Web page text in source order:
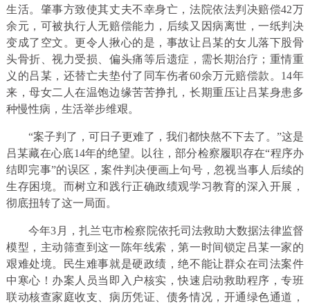
生活。肇事方致使其丈夫不幸身亡，法院依法判决赔偿42万
余元，可被执行人无赔偿能力，后续又因病离世，一纸判决
变成了空文。更令人揪心的是，事故让吕某的女儿落下股骨
头骨折、视力受损、偏头痛等后遗症，需长期治疗；重情重
义的吕某，还替亡夫垫付了同车伤者60余万元赔偿款。14年
来，母女二人在温饱边缘苦苦挣扎，长期重压让吕某身患多
种慢性病，生活举步维艰。
“案子判了，可日子更难了，我们都快熬不下去了。”这是
吕某藏在心底14年的绝望。以往，部分检察履职存在“程序办
结即完事”的误区，案件判决便画上句号，忽视当事人后续的
生存困境。而树立和践行正确政绩观学习教育的深入开展，
彻底扭转了这一局面。
今年3月，扎兰屯市检察院依托司法救助大数据法律监督
模型，主动筛查到这一陈年线索，第一时间锁定吕某一家的
艰难处境。民生难事就是硬政绩，绝不能让群众在司法案件
中寒心！办案人员当即入户核实，快速启动救助程序，专班
联动核查家庭收支、病历凭证、债务情况，开通绿色通道，